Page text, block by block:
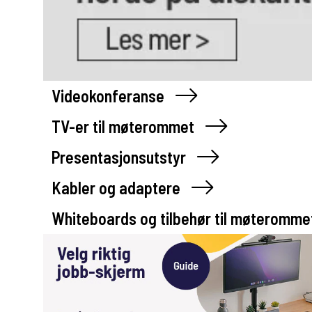
Videokonferanse
TV-er til møterommet
Presentasjonsutstyr
Kabler og adaptere
Whiteboards og tilbehør til